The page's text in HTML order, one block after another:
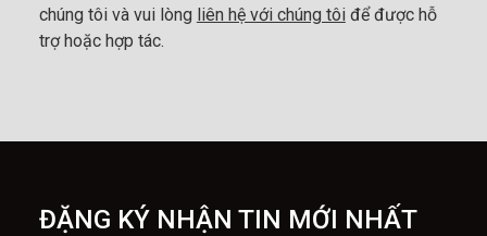
chúng tôi và vui lòng liên hệ với chúng tôiđể được hỗ
trợ hoặc hợp tác.
ĐẶNG KÝ NHẬN TIN MỚI NHẤT